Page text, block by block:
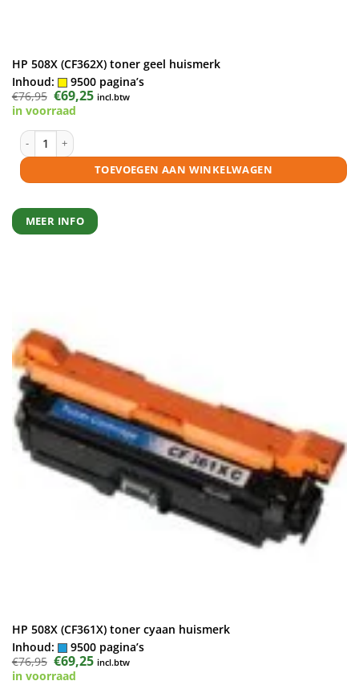
HP 508X (CF362X) toner geel huismerk
Inhoud:
9500 pagina’s
€76,95 Oorspronkelijke
prijs
was:
€69,25Huidige
prijs
incl.btw
in voorraad
HP 508X (CF362X) toner geel huismerk aantal
TOEVOEGEN AAN WINKELWAGEN
MEER INFO
HP 508X (CF361X) toner cyaan huismerk
Inhoud:
9500 pagina’s
€76,95 Oorspronkelijke
prijs
€69,25Huidige
prijs
incl.btw
in voorraad